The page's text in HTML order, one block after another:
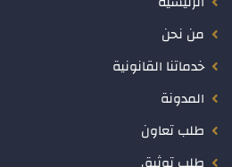
من نحن
خدماتنا القانونية
المدونة
طلب تعاون